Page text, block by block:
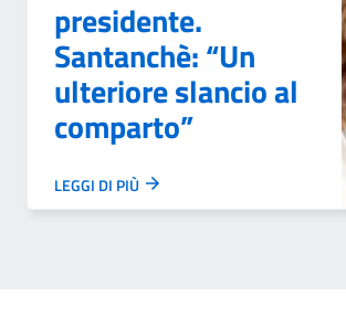
presidente.
Santanchè: “Un
ulteriore slancio al
comparto”
LEGGI DI PIÙ